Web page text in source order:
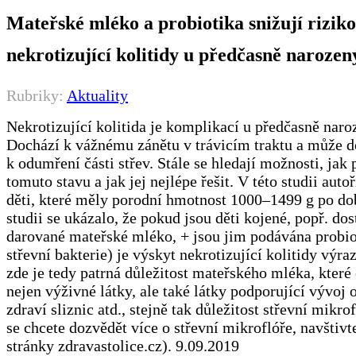
Mateřské mléko a probiotika snižují
nekrotizující kolitidy u předčasně
Rubriky: Aktuality
Nekrotizující kolitida je komplikací u předčasně
Dochází k vážnému zánětu v trávicím traktu a může
k odumření části střev. Stále se hledají možnosti, jak
tomuto stavu a jak jej nejlépe řešit. V této studii
děti, které měly porodní hmotnost 1000‒1499 g po
studii se ukázalo, že pokud jsou děti kojené, popř.
darované mateřské mléko, + jsou jim podávána
střevní bakterie) je výskyt nekrotizující kolitidy
zde je tedy patrná důležitost mateřského mléka, které
nejen výživné látky, ale také látky podporující vývoj
zdraví sliznic atd., stejně tak důležitost střevní
se chcete dozvědět více o střevní mikroflóře,
stránky zdravastolice.cz). 9.09.2019